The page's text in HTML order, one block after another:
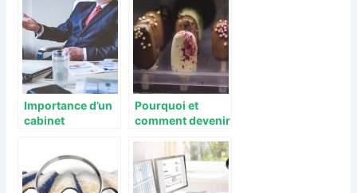
risques ?
gestion de
patrimoine ?
Importance d’un
cabinet
Pourquoi et
comment devenir
des produits
laitiers issus de
sa ferme.